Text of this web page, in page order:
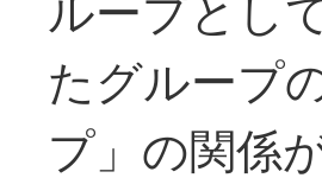
ループとし
たグループ
プ」の関係